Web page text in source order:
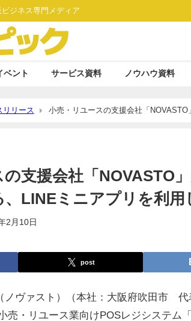
ジネス専門メディア
ベント サービス資料 ノウハウ資料
リリース
小売・リユースの支援会社「
支援会社「NOVASTO
、LINEミニアプリを利
2月10日
post
ノヴァスト）（本社：大阪府吹田市
売・リユース業向けPOSレジシステム